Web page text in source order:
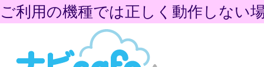
ご利用の機種では正しく動作しない